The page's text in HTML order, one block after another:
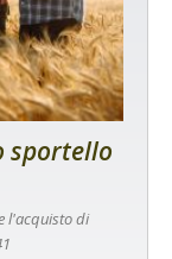
sportello
l'acquisto di